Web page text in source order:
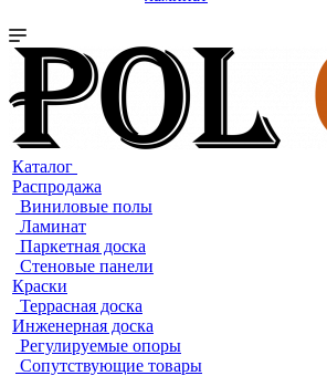
Каталог
Распродажа
Виниловые полы
Ламинат
Паркетная доска
Стеновые панели
Краски
Террасная доска
Инженерная доска
Регулируемые опоры
Сопутствующие товары